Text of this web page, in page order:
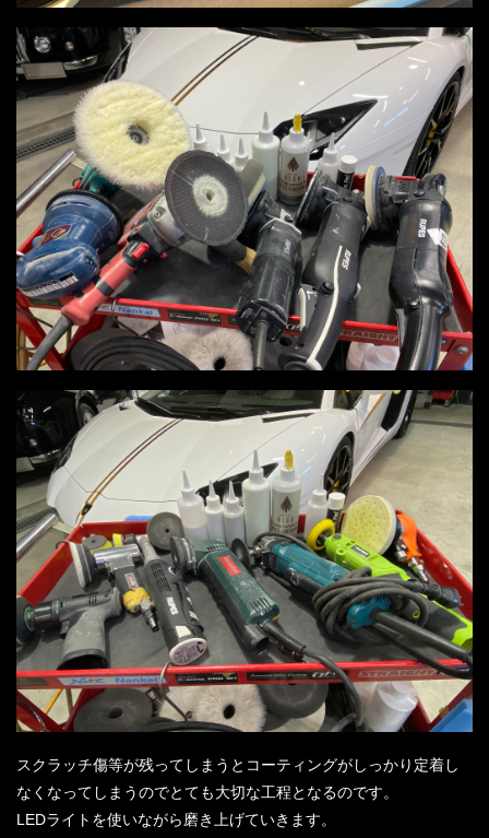
スクラッチ傷等が残ってしまうとコーティングがしっかり定着し
なくなってしまうのでとても大切な工程となるのです。
LEDライトを使いながら磨き上げていきます。